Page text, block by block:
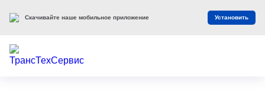
Скачивайте наше мобильное приложение Установить